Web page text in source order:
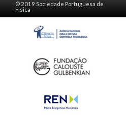
© 2019 Sociedade Portuguesa de
Física